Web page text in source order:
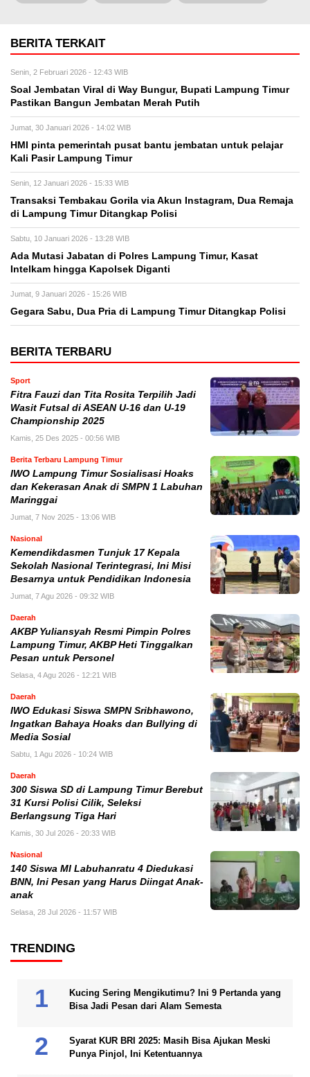
BERITA TERKAIT
Senin, 2 Februari 2026 - 12:43 WIB
Soal Jembatan Viral di Way Bungur, Bupati Lampung Timur
Pastikan Bangun Jembatan Merah Putih
Jumat, 30 Januari 2026 - 14:02 WIB
HMI pinta pemerintah pusat bantu jembatan untuk pelajar
Kali Pasir Lampung Timur
Senin, 12 Januari 2026 - 15:33 WIB
Transaksi Tembakau Gorila via Akun Instagram, Dua Remaja
di Lampung Timur Ditangkap Polisi
Sabtu, 10 Januari 2026 - 13:28 WIB
Ada Mutasi Jabatan di Polres Lampung Timur, Kasat
Intelkam hingga Kapolsek Diganti
Jumat, 9 Januari 2026 - 15:26 WIB
Gegara Sabu, Dua Pria di Lampung Timur Ditangkap Polisi
BERITA TERBARU
Sport
Fitra Fauzi dan Tita Rosita Terpilih Jadi
Wasit Futsal di ASEAN U-16 dan U-19
Championship 2025
Kamis, 25 Des 2025 - 00:56 WIB
Berita Terbaru Lampung Timur
IWO Lampung Timur Sosialisasi Hoaks
dan Kekerasan Anak di SMPN 1 Labuhan
Maringgai
Jumat, 7 Nov 2025 - 13:06 WIB
Nasional
Kemendikdasmen Tunjuk 17 Kepala
Sekolah Nasional Terintegrasi, Ini Misi
Besarnya untuk Pendidikan Indonesia
Jumat, 7 Agu 2026 - 09:32 WIB
Daerah
AKBP Yuliansyah Resmi Pimpin Polres
Lampung Timur, AKBP Heti Tinggalkan
Pesan untuk Personel
Selasa, 4 Agu 2026 - 12:21 WIB
Daerah
IWO Edukasi Siswa SMPN Sribhawono,
Ingatkan Bahaya Hoaks dan Bullying di
Media Sosial
Sabtu, 1 Agu 2026 - 10:24 WIB
Daerah
300 Siswa SD di Lampung Timur Berebut
31 Kursi Polisi Cilik, Seleksi
Berlangsung Tiga Hari
Kamis, 30 Jul 2026 - 20:33 WIB
Nasional
140 Siswa MI Labuhanratu 4 Diedukasi
BNN, Ini Pesan yang Harus Diingat Anak-
anak
Selasa, 28 Jul 2026 - 11:57 WIB
TRENDING
Kucing Sering Mengikutimu? Ini 9 Pertanda yang
Bisa Jadi Pesan dari Alam Semesta
Syarat KUR BRI 2025: Masih Bisa Ajukan Meski
Punya Pinjol, Ini Ketentuannya